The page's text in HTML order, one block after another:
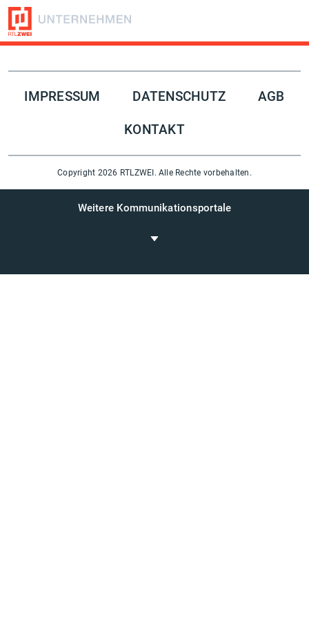
IMPRESSUM DATENSCHUTZ AGB
KONTAKT
Folge uns auf
Copyright 2026 RTLZWEI. Alle Rechte vorbehalten.
Weitere Kommunikationsportale